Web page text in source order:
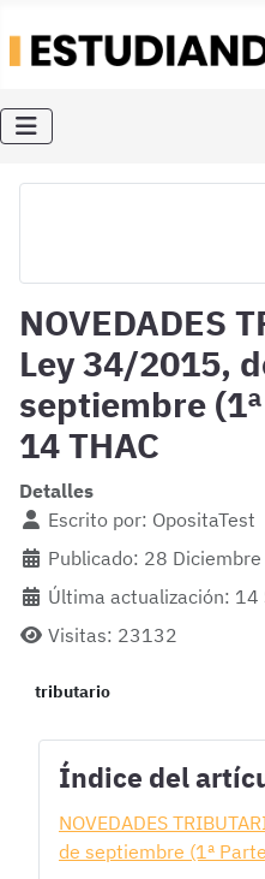
NOVEDADES
Ley 34/2015,
septiembre
14 THAC
Detalles
Escrito por: OpositaTest
Publicado: 28
Última actualización:
Visitas: 23132
tributario
Índice del
NOVEDADES
de septiembre (1ª